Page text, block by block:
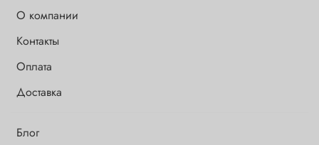
О компании
Контакты
Оплата
Доставка
Блог